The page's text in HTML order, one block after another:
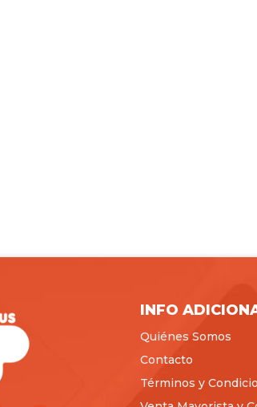
INFO
Quiénes Somos
Contacto
Términos y